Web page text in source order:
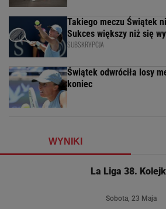
Takiego meczu Świątek
Sukces większy niż się
SUBSKRYPCJA
Świątek odwróciła losy
koniec
WYNIKI
La Liga 38.
Sobota, 23 Maja